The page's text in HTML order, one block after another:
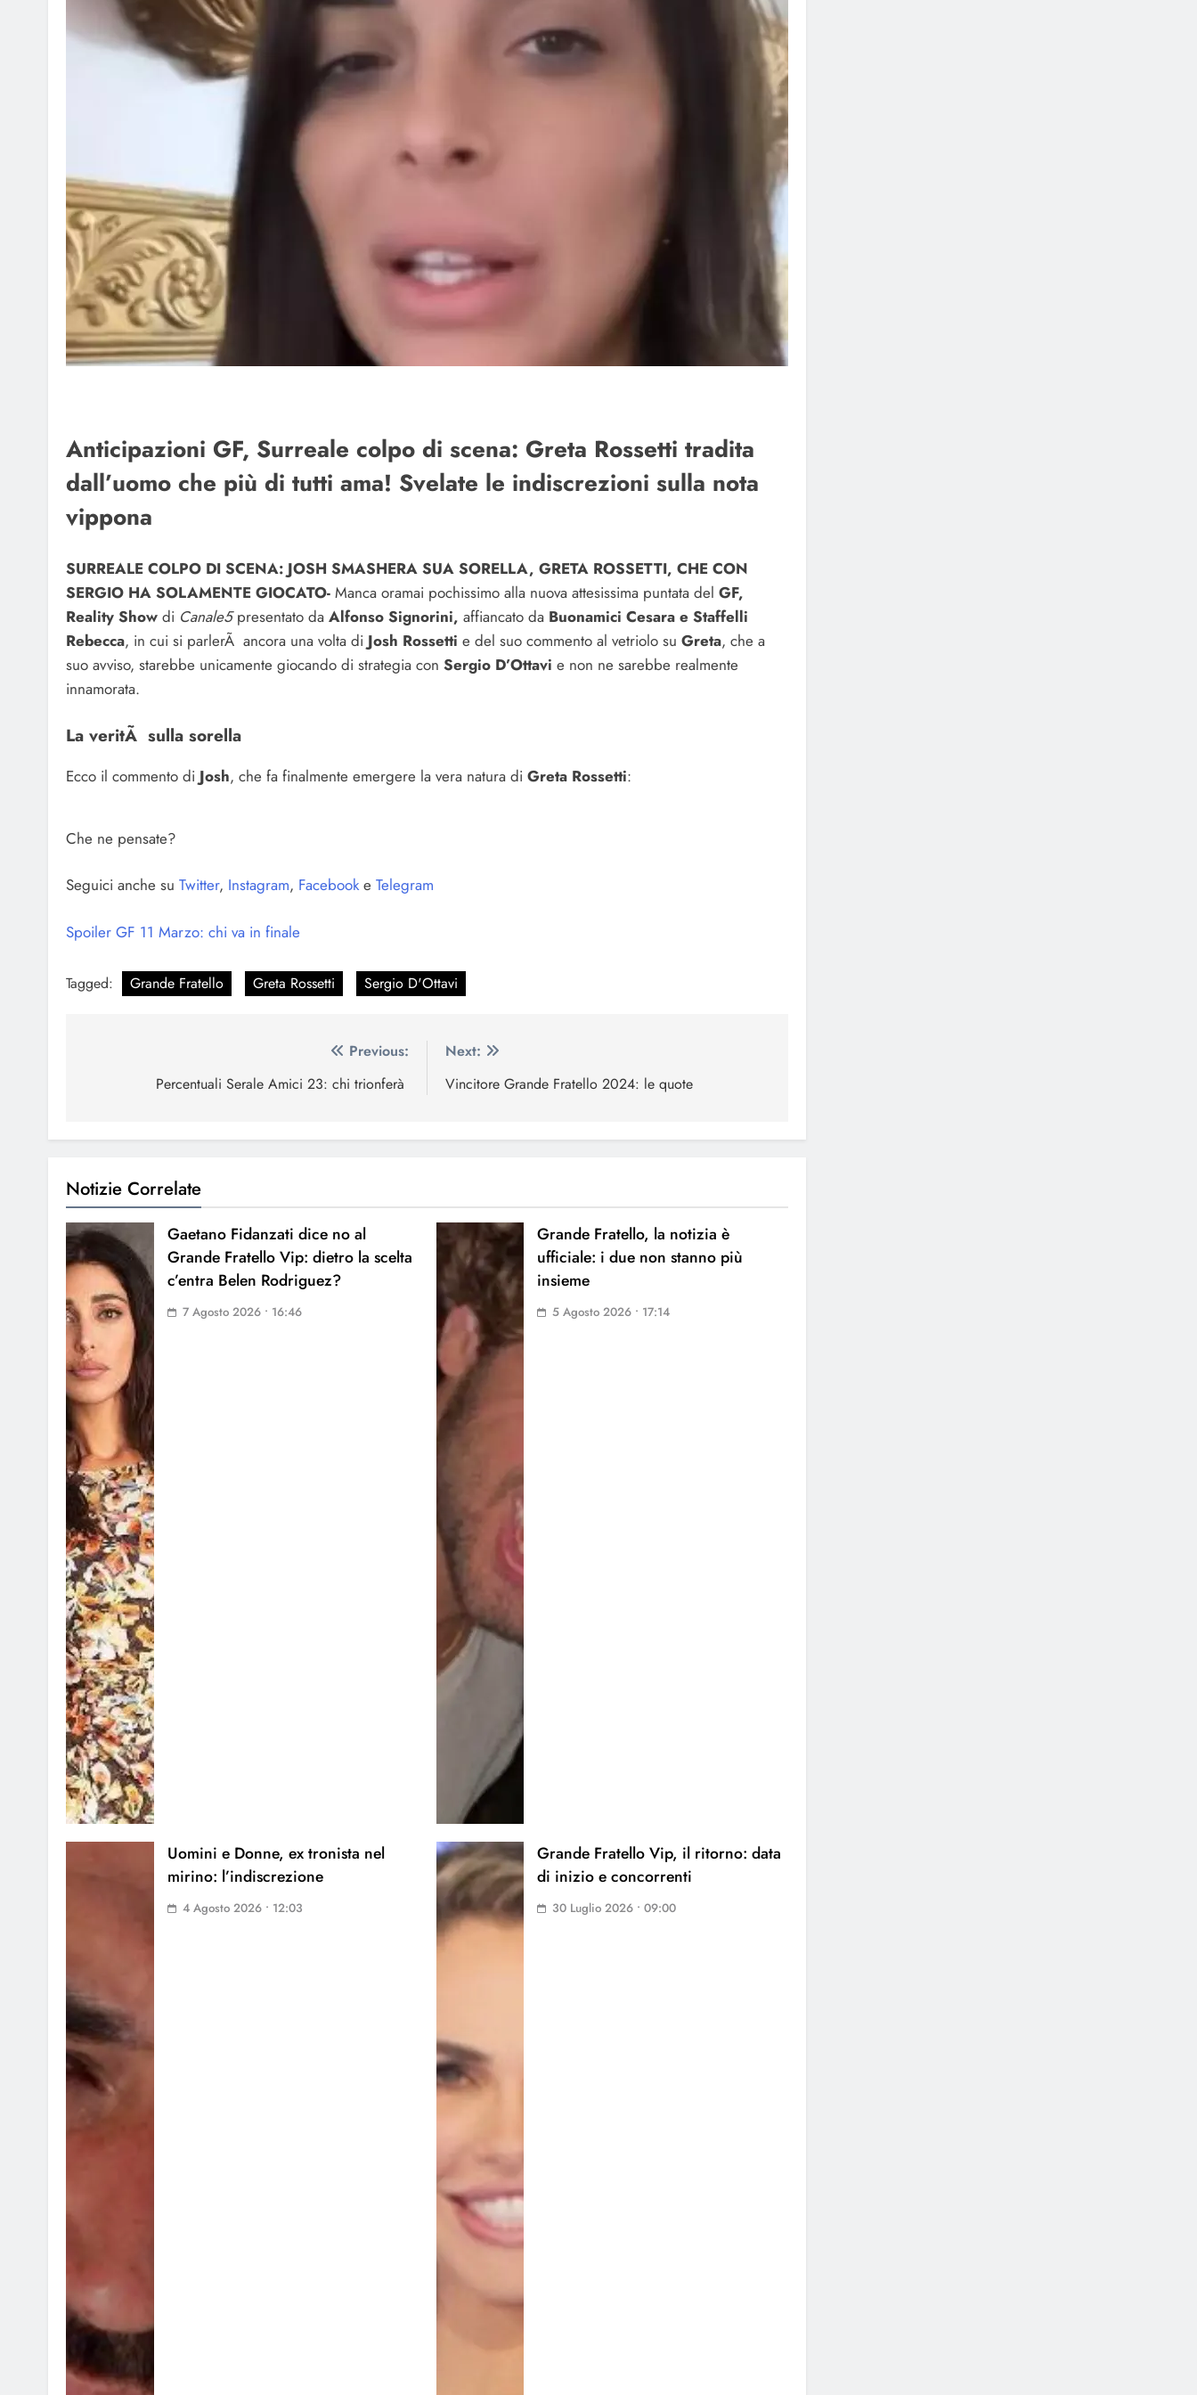
Anticipazioni GF, Surreale colpo di scena: Greta Rossetti tradita
dall’uomo che più di tutti ama! Svelate le indiscrezioni sulla nota
vippona
SURREALE COLPO DI SCENA: JOSH SMASHERA SUA SORELLA, GRETA ROSSETTI, CHE CON
SERGIO HA SOLAMENTE GIOCATO- Manca oramai pochissimo alla nuova attesissima puntata del GF,
Reality Show di Canale5presentato da Alfonso Signorini, affiancato da Buonamici Cesara e Staffelli
Rebecca, in cui si parlerÃ ancora una volta di Josh Rossetti e del suo commento al vetriolo su Greta, che a
suo avviso, starebbe unicamente giocando di strategia con Sergio D’Ottavi e non ne sarebbe realmente
innamorata.
La veritÃ sulla sorella
Ecco il commento di Josh, che fa finalmente emergere la vera natura di Greta Rossetti:
Che ne pensate?
Seguici anche su Twitter, Instagram, Facebooke Telegram
Spoiler GF 11 Marzo: chi va in finale
Tagged: Grande Fratello Greta Rossetti Sergio D'Ottavi
Previous:
Percentuali Serale Amici 23: chi trionferà
Next:
Vincitore Grande Fratello 2024: le quote
Notizie Correlate
Gaetano Fidanzati dice no al
Grande Fratello Vip: dietro la scelta
c’entra Belen Rodriguez?
7 Agosto 2026 • 16:46
Grande Fratello, la notizia è
ufficiale: i due non stanno più
insieme
5 Agosto 2026 • 17:14
Uomini e Donne, ex tronista nel
mirino: l’indiscrezione
4 Agosto 2026 • 12:03
Grande Fratello Vip, il ritorno: data
di inizio e concorrenti
30 Luglio 2026 • 09:00